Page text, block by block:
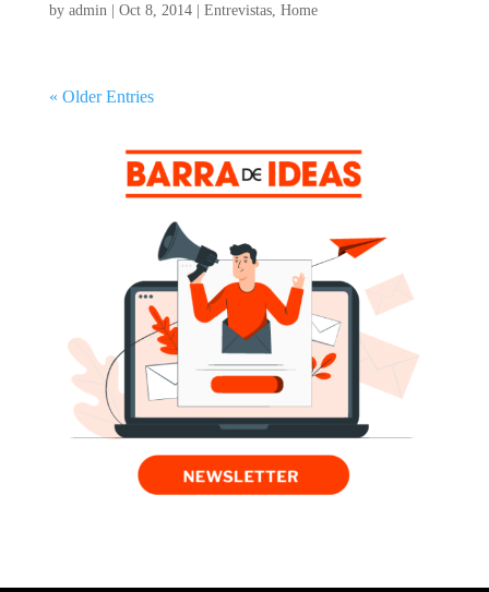
by admin | Oct 8, 2014| Entrevistas, Home
« Older Entries